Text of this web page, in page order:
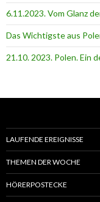
6.11.2023. Vom Glanz
Das Wichtigste aus
21.10. 2023. Polen. Ein
LAUFENDE EREIGNISSE
THEMEN DER WOCHE
HÖRERPOSTECKE